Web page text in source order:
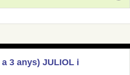
3 anys) JULIOL i